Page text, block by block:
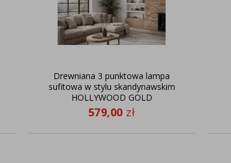
Drewniana 3 punktowa lampa
sufitowa w stylu skandynawskim
HOLLYWOOD GOLD
579,00 zł